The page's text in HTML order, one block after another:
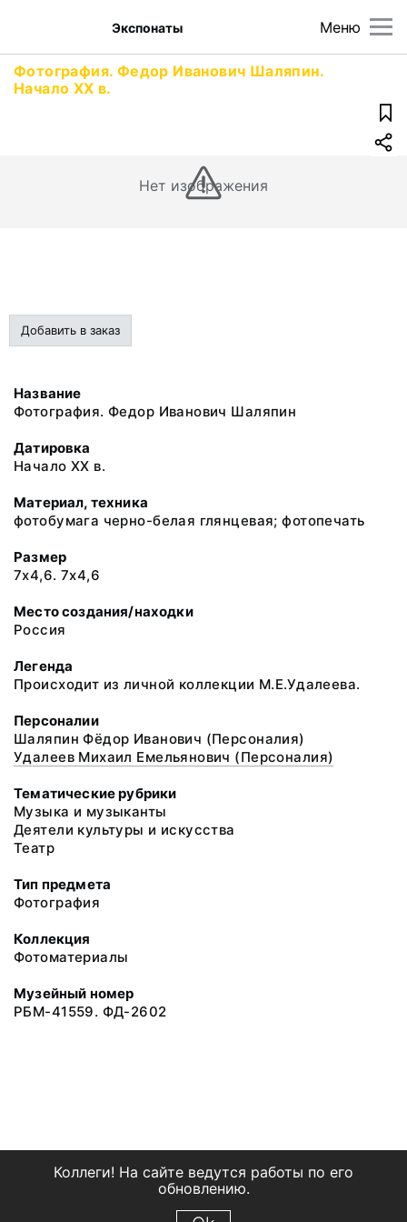
Меню
Экспонаты
Фотография. Федор Иванович Шаляпин.
Начало XX в.
Нет изображения
Добавить в заказ
Название
Фотография. Федор Иванович Шаляпин
Датировка
Начало XX в.
Материал, техника
фотобумага черно-белая глянцевая; фотопечать
Размер
7х4,6. 7х4,6
Место создания/находки
Россия
Легенда
Происходит из личной коллекции М.Е.Удалеева.
Персоналии
Шаляпин Фёдор Иванович (Персоналия)
Удалеев Михаил Емельянович (Персоналия)
Тематические рубрики
Музыка и музыканты
Деятели культуры и искусства
Театр
Тип предмета
Фотография
Коллекция
Фотоматериалы
Музейный номер
РБМ-41559. ФД-2602
Коллеги! На сайте ведутся работы по его
обновлению.